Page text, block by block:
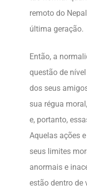
remoto do
última geração.
Então, a
questão de
dos seus
sua régua
e, portanto,
Aquelas ações
seus limites
anormais e
estão dentro de